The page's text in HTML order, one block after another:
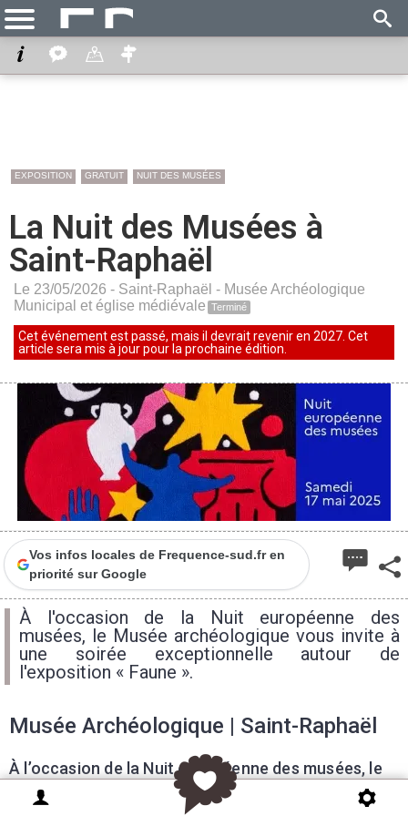
EXPOSITION GRATUIT NUIT DES MUSÉES
La Nuit des Musées à
Saint-Raphaël
Le 23/05/2026 - Saint-Raphaël - Musée Archéologique
Municipal et église médiévale Terminé
Cet événement est passé, mais il devrait revenir en 2027. Cet
article sera mis à jour pour la prochaine édition.
Vos infos locales de Frequence-sud.fr en
priorité sur Google
À l'occasion de la Nuit européenne des
musées, le Musée archéologique vous invite à
une soirée exceptionnelle autour de
l'exposition « Faune ».
Musée Archéologique | Saint-Raphaël
À l’occasion de la Nuit européenne des musées, le
Musée archéologique vous invite à une soirée